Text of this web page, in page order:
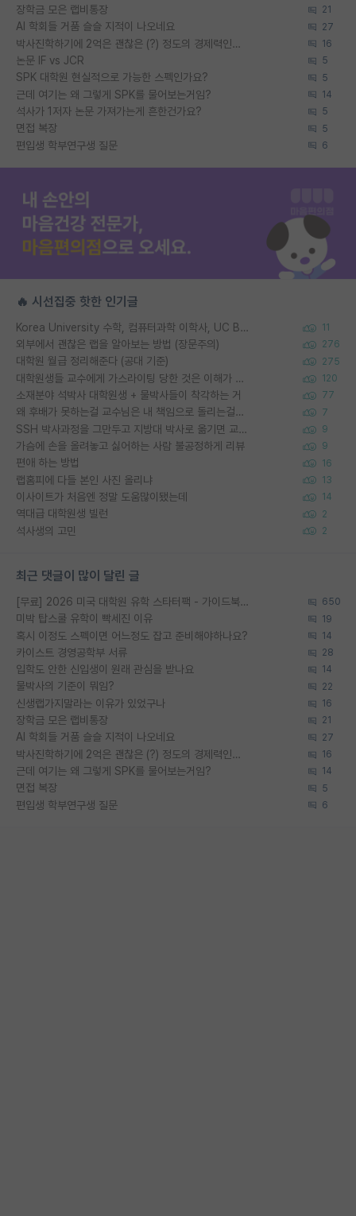
장학금 모은 랩비통장 21
AI 학회들 거품 슬슬 지적이 나오네요 27
박사진학하기에 2억은 괜찮은 (?) 정도의 경제력인가요 16
논문 IF vs JCR 5
SPK 대학원 현실적으로 가능한 스펙인가요? 5
근데 여기는 왜 그렇게 SPK를 물어보는거임? 14
석사가 1저자 논문 가져가는게 흔한건가요? 5
면접 복장 5
편입생 학부연구생 질문 6
🔥 시선집중 핫한 인기글
Korea University 수학, 컴퓨터과학 이학사, UC Berkeley 산업공학 대학원 공학박사가 되는 것은 쉽지 않겠죠? 11
외부에서 괜찮은 랩을 알아보는 방법 (장문주의) 276
대학원 월급 정리해준다 (공대 기준) 275
대학원생들 교수에게 가스라이팅 당한 것은 이해가 갑니다. 안타깝네요. 120
소재분야 석박사 대학원생 + 물박사들이 착각하는 거 77
왜 후배가 못하는걸 교수님은 내 책임으로 돌리는걸까요? 7
SSH 박사과정을 그만두고 지방대 박사로 옮기면 교수의 꿈은 끝일까요? 9
가슴에 손을 올려놓고 싫어하는 사람 불공정하게 리뷰 9
편애 하는 방법 16
랩홈피에 다들 본인 사진 올리냐 13
이사이트가 처음엔 정말 도움많이됐는데 14
역대급 대학원생 빌런 2
석사생의 고민 2
최근 댓글이 많이 달린 글
[무료] 2026 미국 대학원 유학 스타터팩 - 가이드북 & 합격자 컨택메일 템플릿 650
미박 탑스쿨 유학이 빡세진 이유 19
혹시 이정도 스펙이면 어느정도 잡고 준비해야하나요? 14
카이스트 경영공학부 서류 28
입학도 안한 신입생이 원래 관심을 받나요 14
물박사의 기준이 뭐임? 22
신생랩가지말라는 이유가 있었구나 16
장학금 모은 랩비통장 21
AI 학회들 거품 슬슬 지적이 나오네요 27
박사진학하기에 2억은 괜찮은 (?) 정도의 경제력인가요 16
근데 여기는 왜 그렇게 SPK를 물어보는거임? 14
면접 복장 5
편입생 학부연구생 질문 6